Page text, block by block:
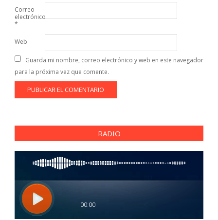
Correo
electrónico
*
Web
Guarda mi nombre, correo electrónico y web en este navegador
para la próxima vez que comente.
RADIO